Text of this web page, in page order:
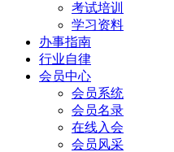
考试培训
学习资料
办事指南
行业自律
会员中心
会员系统
会员名录
在线入会
会员风采